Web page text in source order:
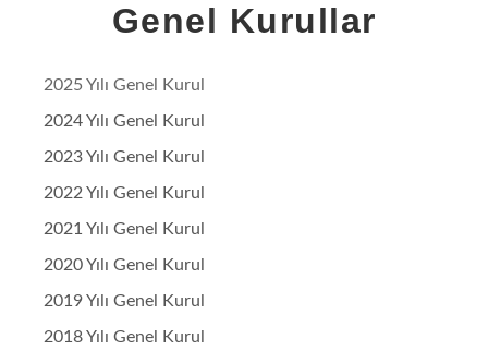
Genel Kurullar
2025 Yılı Genel Kurul
2024 Yılı Genel Kurul
2023 Yılı Genel Kurul
2022 Yılı Genel Kurul
2021 Yılı Genel Kurul
2020 Yılı Genel Kurul
2019 Yılı Genel Kurul
2018 Yılı Genel Kurul